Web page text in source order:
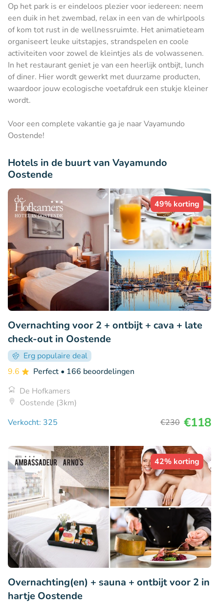
Op het park is er eindeloos plezier voor iedereen: neem
een duik in het zwembad, relax in een van de whirlpools
of kom tot rust in de wellnessruimte. Het animatieteam
organiseert leuke uitstapjes, strandspelen en coole
activiteiten voor zowel de kleintjes als de volwassenen.
In het restaurant geniet je van een heerlijk ontbijt, lunch
of diner. Hier wordt gewerkt met duurzame producten,
waardoor jouw ecologische voetafdruk een stukje kleiner
wordt.
Voor een complete vakantie ga je naar Vayamundo
Oostende!
Hotels in de buurt van Vayamundo
Oostende
49% korting
Overnachting voor 2 + ontbijt + cava + late
check-out in Oostende
Erg populaire deal
9.6
Perfect • 166 beoordelingen
De Hofkamers
Oostende (3km)
Verkocht: 325
€230 €118
42% korting
Overnachting(en) + sauna + ontbijt voor 2 in
hartje Oostende